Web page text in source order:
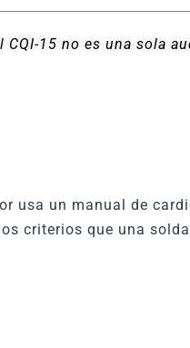
CQI-15 no es una sola
usa un manual de
criterios que una